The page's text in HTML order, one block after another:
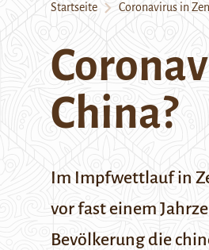
Startseite Coronavirus in
China?
Im Impfwettlauf in
vor fast einem
Bevölkerung die